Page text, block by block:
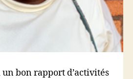
un bon rapport d’activités